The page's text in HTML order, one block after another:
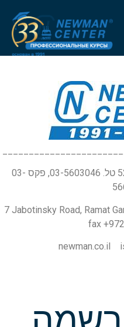
דרך ז'בוטינסקי 7 רמת גן 5250601 טל. 03-5603046, פקס 03-
7 Jabotinsky Road, Ramat
fax
newman.co.il